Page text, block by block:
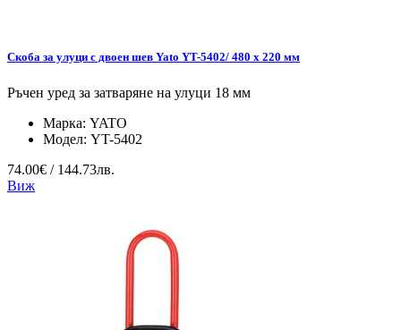
Скоба за улуци с двоен шев Yato YT-5402/ 480 x 220 мм
Ръчен уред за затваряне на улуци 18 мм
Марка: YATO
Модел: YT-5402
74.00€ / 144.73лв.
Виж